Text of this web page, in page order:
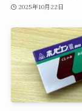
2025年10月22日